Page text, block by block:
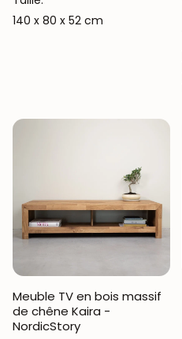
140 x 80 x 52 cm
Meuble TV en bois massif
de chêne Kaira -
NordicStory